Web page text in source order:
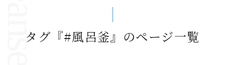
タグ『#風呂釜』のページ一覧